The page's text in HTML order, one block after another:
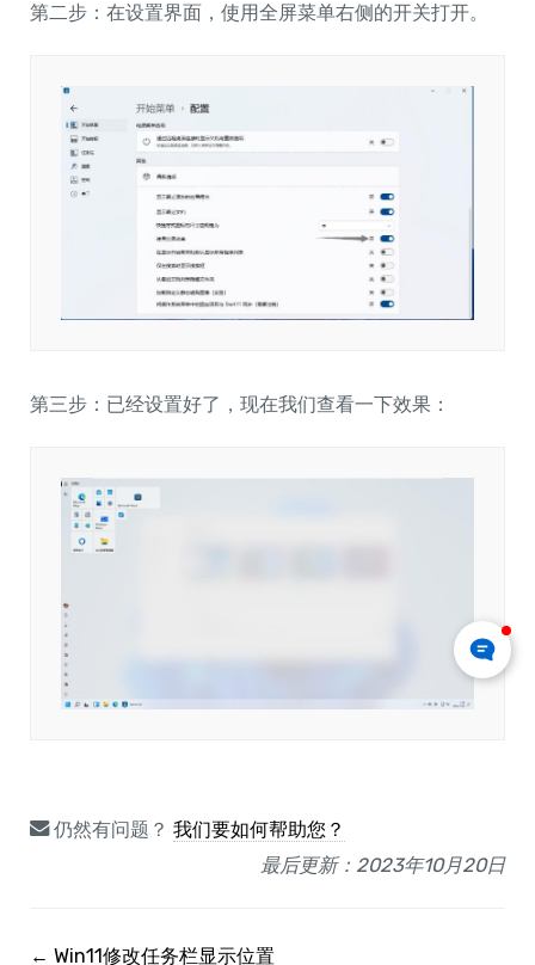
第二步：在设置界面，使用全屏菜单右侧的开关打开。
第三步：已经设置好了，现在我们查看一下效果：
仍然有问题？我们要如何帮助您？
最后更新：2023年10月20日
← Win11修改任务栏显示位置